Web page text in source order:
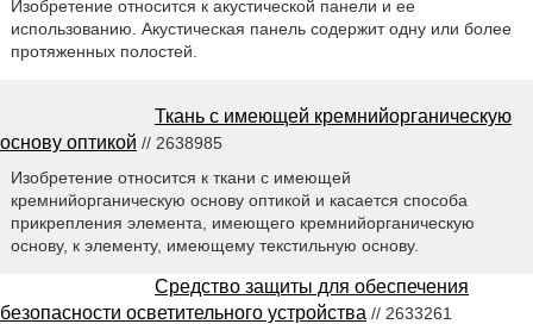
Изобретение относится к акустической панели и ее
использованию. Акустическая панель содержит одну или более
протяженных полостей.
Ткань с имеющей кремнийорганическую
основу оптикой // 2638985
Изобретение относится к ткани с имеющей
кремнийорганическую основу оптикой и касается способа
прикрепления элемента, имеющего кремнийорганическую
основу, к элементу, имеющему текстильную основу.
Средство защиты для обеспечения
безопасности осветительного устройства // 2633261